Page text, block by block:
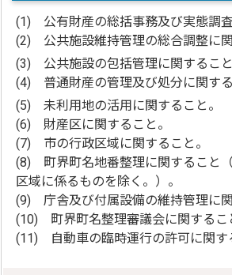
(1) 公有財産の総括事務及び実態調査
(2) 公共施設維持管理の総合調整に関
(3) 公共施設の包括管理に関すること
(4) 普通財産の管理及び処分に関する
(5) 未利用地の活用に関すること。
(6) 財産区に関すること。
(7) 市の行政区域に関すること。
(8) 町界町名地番整理に関すること
区域に係るものを除く。）。
(9) 庁舎及び付属設備の維持管理に関
(10) 町界町名整理審議会に関するこ
(11) 自動車の臨時運行の許可に関す